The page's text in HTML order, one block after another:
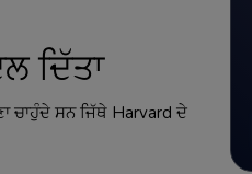
ਦਿੱਤਾ
ਚਾਹੁੰਦੇ ਸਨ ਜਿੱਥੇ Harvard ਦੇ